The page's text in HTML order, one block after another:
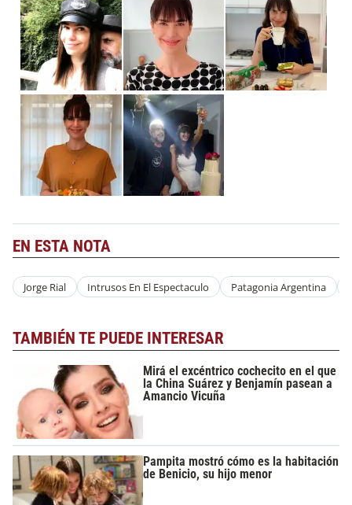
EN ESTA NOTA
Jorge Rial Intrusos En El Espectaculo Patagonia Argentina
TAMBIÉN TE PUEDE INTERESAR
Mirá el excéntrico cochecito en el que
la China Suárez y Benjamín pasean a
Amancio Vicuña
Pampita mostró cómo es la habitación
de Benicio, su hijo menor